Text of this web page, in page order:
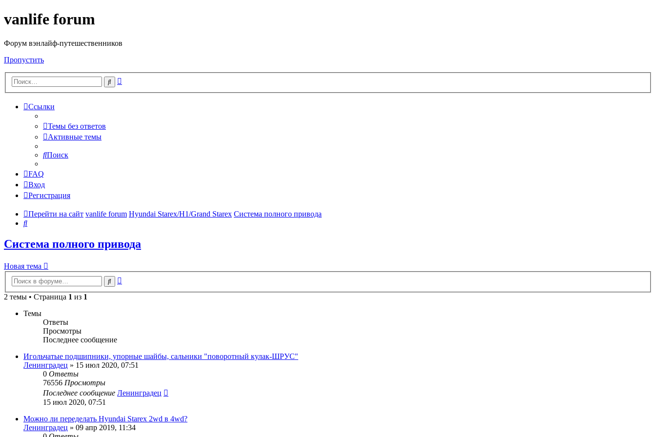
vanlife forum
Форум вэнлайф-путешественников
Пропустить
Поиск
Ссылки
Темы без ответов
Активные темы
Поиск
FAQ
Вход
Регистрация
Перейти на сайт vanlife forum Hyundai Starex/H1/Grand Starex Система полного привода
Поиск
Система полного привода
Новая тема
Поиск
2 темы • Страница 1 из 1
Темы
Ответы
Просмотры
Последнее сообщение
Игольчатые подшипники, упорные шайбы, сальники "поворотный кулак-ШРУС"
Ленинградец » 15 июл 2020, 07:51
0 Ответы
76556 Просмотры
Последнее сообщение Ленинградец
15 июл 2020, 07:51
Можно ли переделать Hyundai Starex 2wd в 4wd?
Ленинградец » 09 апр 2019, 11:34